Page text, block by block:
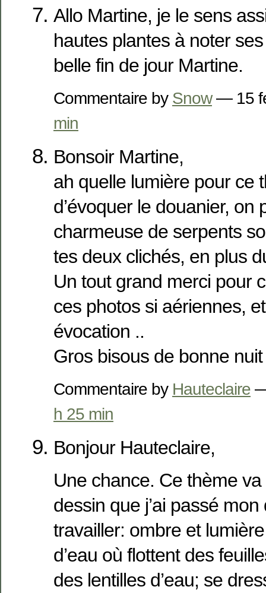
Allo Martine, je le sens
hautes plantes à noter
belle fin de jour Martine.
Commentaire by Snow— 15
min
Bonsoir Martine,
ah quelle lumière pour ce
d’évoquer le douanier, on
charmeuse de serpents
tes deux clichés, en plus
Un tout grand merci pour
ces photos si aériennes,
évocation ..
Gros bisous de bonne
Commentaire by Hauteclaire
h 25 min
Bonjour Hauteclaire,
Une chance. Ce thème va
dessin que j’ai passé
travailler: ombre et
d’eau où flottent des
des lentilles d’eau; se